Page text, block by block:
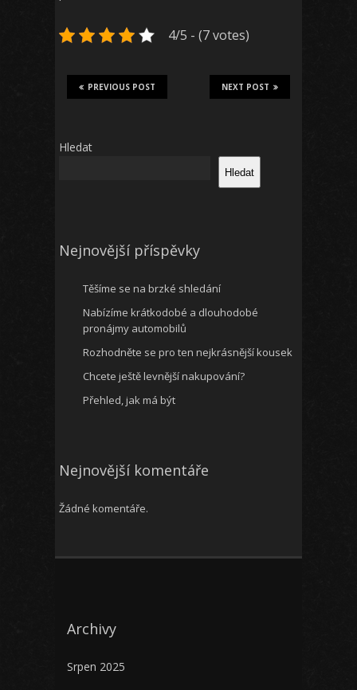
4/5 - (7 votes)
NEXT POST
PREVIOUS POST
Hledat
Hledat
Nejnovější příspěvky
Těšíme se na brzké shledání
Nabízíme krátkodobé a dlouhodobé
pronájmy automobilů
Rozhodněte se pro ten nejkrásnější kousek
Chcete ještě levnější nakupování?
Přehled, jak má být
Nejnovější komentáře
Žádné komentáře.
Archivy
Srpen 2025